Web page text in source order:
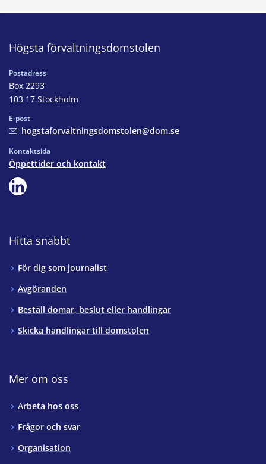
Högsta förvaltningsdomstolen
Postadress
Box 2293
103 17 Stockholm
E-post
hogstaforvaltningsdomstolen@dom.se
Kontaktsida
Öppettider och kontakt
Hitta snabbt
För dig som journalist
Avgöranden
Beställ domar, beslut eller handlingar
Skicka handlingar till domstolen
Mer om oss
Arbeta hos oss
Frågor och svar
Organisation